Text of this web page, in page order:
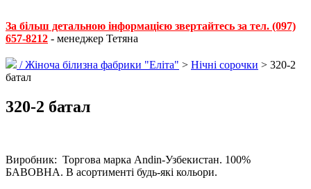
За більш детальною інформацією звертайтесь за тел. (097)
657-8212 - менеджер Тетяна
/Жіноча білизна фабрики "Еліта" > Нічні сорочки > 320-2
батал
320-2 батал
Виробник: Торгова марка Andin-Узбекистан. 100%
БАВОВНА. В асортименті будь-які кольори.